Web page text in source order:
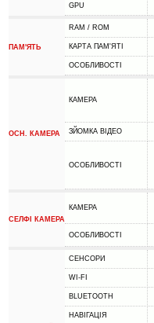
GPU
ПАМ'ЯТЬ
RAM / ROM
КАРТА ПАМ'ЯТІ
ОСОБЛИВОСТІ
ОСН. КАМЕРА
КАМЕРА
ЗЙОМКА ВІДЕО
ОСОБЛИВОСТІ
СЕЛФІ КАМЕРА
КАМЕРА
ОСОБЛИВОСТІ
СЕНСОРИ
WI-FI
BLUETOOTH
НАВІГАЦІЯ